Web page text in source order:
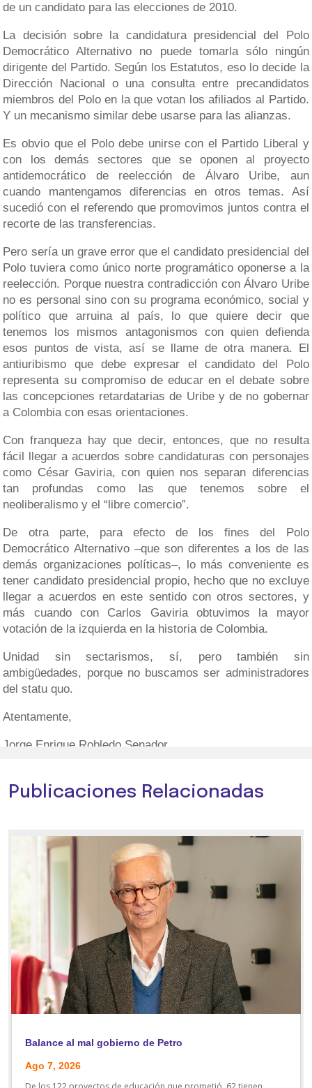
de un candidato para las elecciones de 2010.
La decisión sobre la candidatura presidencial del Polo
Democrático Alternativo no puede tomarla sólo ningún
dirigente del Partido. Según los Estatutos, eso lo decide la
Dirección Nacional o una consulta entre precandidatos
miembros del Polo en la que votan los afiliados al Partido.
Y un mecanismo similar debe usarse para las alianzas.
Es obvio que el Polo debe unirse con el Partido Liberal y
con los demás sectores que se oponen al proyecto
antidemocrático de reelección de Álvaro Uribe, aun
cuando mantengamos diferencias en otros temas. Así
sucedió con el referendo que promovimos juntos contra el
recorte de las transferencias.
Pero sería un grave error que el candidato presidencial del
Polo tuviera como único norte programático oponerse a la
reelección. Porque nuestra contradicción con Álvaro Uribe
no es personal sino con su programa económico, social y
político que arruina al país, lo que quiere decir que
tenemos los mismos antagonismos con quien defienda
esos puntos de vista, así se llame de otra manera. El
antiuribismo que debe expresar el candidato del Polo
representa su compromiso de educar en el debate sobre
las concepciones retardatarias de Uribe y de no gobernar
a Colombia con esas orientaciones.
Con franqueza hay que decir, entonces, que no resulta
fácil llegar a acuerdos sobre candidaturas con personajes
como César Gaviria, con quien nos separan diferencias
tan profundas como las que tenemos sobre el
neoliberalismo y el “libre comercio”.
De otra parte, para efecto de los fines del Polo
Democrático Alternativo –que son diferentes a los de las
demás organizaciones políticas–, lo más conveniente es
tener candidato presidencial propio, hecho que no excluye
llegar a acuerdos en este sentido con otros sectores, y
más cuando con Carlos Gaviria obtuvimos la mayor
votación de la izquierda en la historia de Colombia.
Unidad sin sectarismos, sí, pero también sin
ambigüedades, porque no buscamos ser administradores
del statu quo.
Atentamente,
Jorge Enrique Robledo Senador
Publicaciones Relacionadas
Balance al mal gobierno de Petro
Ago 7, 2026